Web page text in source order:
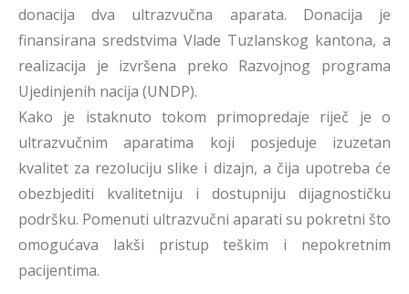
donacija dva ultrazvučna aparata. Donacija je
finansirana sredstvima Vlade Tuzlanskog kantona, a
realizacija je izvršena preko Razvojnog programa
Ujedinjenih nacija (UNDP).
Kako je istaknuto tokom primopredaje riječ je o
ultrazvučnim aparatima koji posjeduje izuzetan
kvalitet za rezoluciju slike i dizajn, a čija upotreba će
obezbjediti kvalitetniju i dostupniju dijagnostičku
podršku. Pomenuti ultrazvučni aparati su pokretni što
omogućava lakši pristup teškim i nepokretnim
pacijentima.